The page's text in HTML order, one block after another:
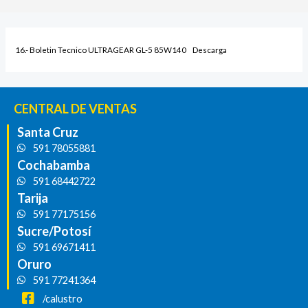
16.- Boletin Tecnico ULTRAGEAR GL-5 85W140 Descarga
CENTRAL DE VENTAS
Santa Cruz
591 78055881
Cochabamba
591 68442722
Tarija
591 77175156
Sucre/Potosí
591 69671411
Oruro
591 77241364
/calustro